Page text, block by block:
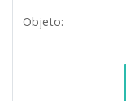
Objeto: